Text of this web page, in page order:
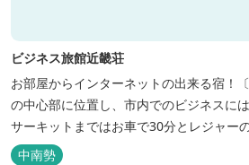
ビジネス旅館近畿荘
お部屋からインターネットの出来る宿！
の中心部に位置し、市内でのビジネスに
サーキットまではお車で30分とレジャー
いただけます。
中南勢